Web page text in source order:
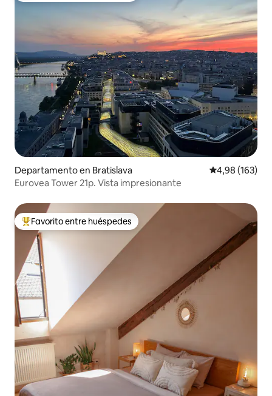
Departamento en Bratislava Calificación
4,98 (163)
Eurovea Tower 21p. Vista impresionante
Favorito entre los huéspedes más destacados
Favorito entre huéspedes